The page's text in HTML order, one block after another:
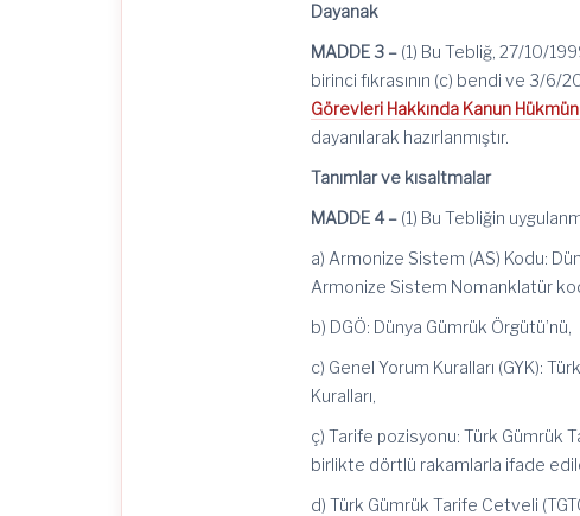
Dayanak
MADDE 3 – (1) Bu Tebliğ, 27/10/
birinci fıkrasının (c) bendi ve 3/6/
Görevleri Hakkında Kanun
dayanılarak hazırlanmıştır.
Tanımlar ve kısaltmalar
MADDE 4 – (1) Bu Tebliğin
a) Armonize Sistem (AS) Kodu:
Armonize Sistem Nomanklatür
b) DGÖ: Dünya Gümrük Örgütü’nü,
c) Genel Yorum Kuralları (GYK):
Kuralları,
ç) Tarife pozisyonu: Türk Gümrük
birlikte dörtlü rakamlarla ifade
d) Türk Gümrük Tarife Cetveli